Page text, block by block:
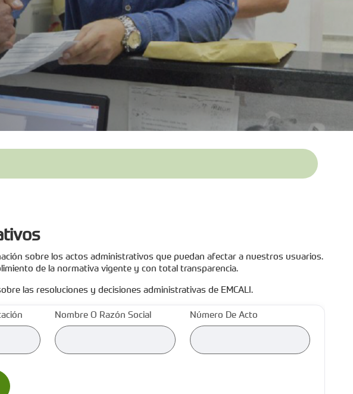
sobre los actos administrativos que puedan afectar a nuestros usuarios. A
de la normativa vigente y con total transparencia.
las resoluciones y decisiones administrativas de EMCALI.
Nombre O Razón Social Número De Acto